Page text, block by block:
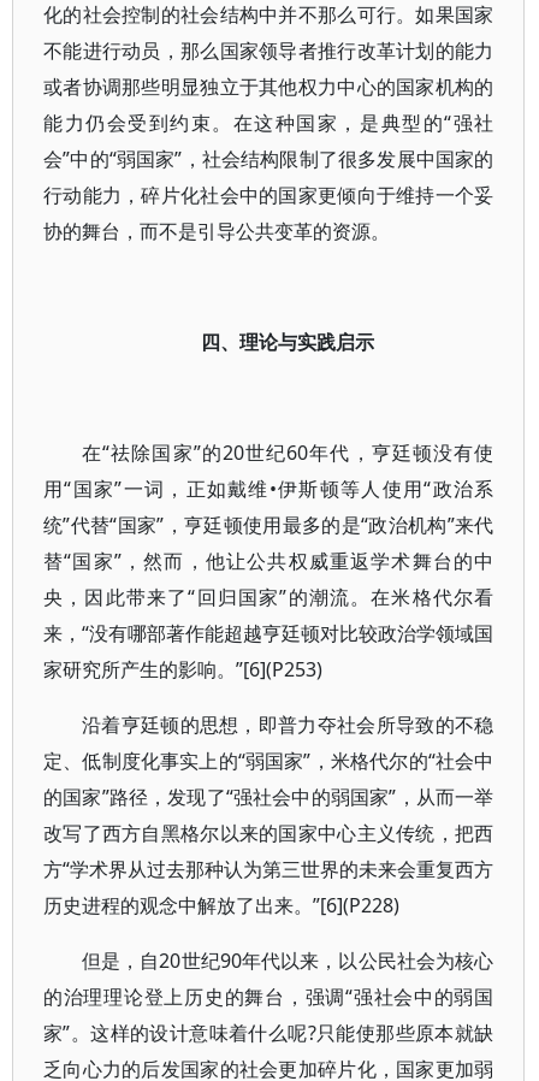
化的社会控制的社会结构中并不那么可行。如果国家
不能进行动员，那么国家领导者推行改革计划的能力
或者协调那些明显独立于其他权力中心的国家机构的
能力仍会受到约束。在这种国家，是典型的“强社
会”中的“弱国家”，社会结构限制了很多发展中国家的
行动能力，碎片化社会中的国家更倾向于维持一个妥
协的舞台，而不是引导公共变革的资源。
四、理论与实践启示
在“祛除国家”的20世纪60年代，亨廷顿没有使
用“国家”一词，正如戴维•伊斯顿等人使用“政治系
统”代替“国家”，亨廷顿使用最多的是“政治机构”来代
替“国家”，然而，他让公共权威重返学术舞台的中
央，因此带来了“回归国家”的潮流。在米格代尔看
来，“没有哪部著作能超越亨廷顿对比较政治学领域国
家研究所产生的影响。”[6](P253)
沿着亨廷顿的思想，即普力夺社会所导致的不稳
定、低制度化事实上的“弱国家”，米格代尔的“社会中
的国家”路径，发现了“强社会中的弱国家”，从而一举
改写了西方自黑格尔以来的国家中心主义传统，把西
方“学术界从过去那种认为第三世界的未来会重复西方
历史进程的观念中解放了出来。”[6](P228)
但是，自20世纪90年代以来，以公民社会为核心
的治理理论登上历史的舞台，强调“强社会中的弱国
家”。这样的设计意味着什么呢?只能使那些原本就缺
乏向心力的后发国家的社会更加碎片化，国家更加弱